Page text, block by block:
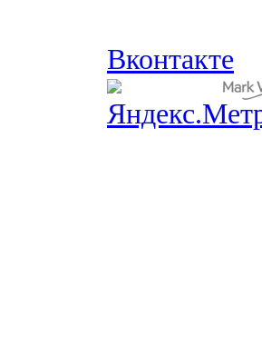
Вконтакте